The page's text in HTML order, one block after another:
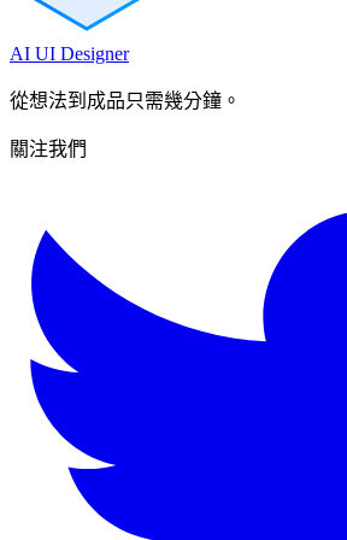
AI UI Designer
從想法到成品只需幾分鐘。
關注我們